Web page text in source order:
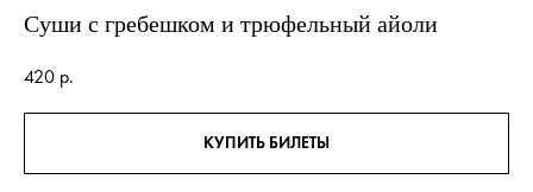
Суши с гребешком и трюфельный айоли
420 р.
КУПИТЬ БИЛЕТЫ